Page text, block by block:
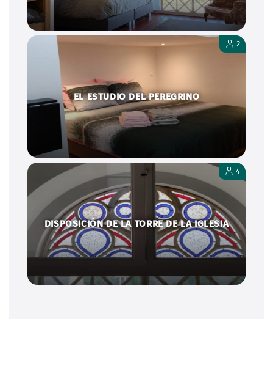
EL ESTUDIO DEL PEREGRINO
2
DISPOSICIÓN DE LA TORRE DE LA IGLESIA
4